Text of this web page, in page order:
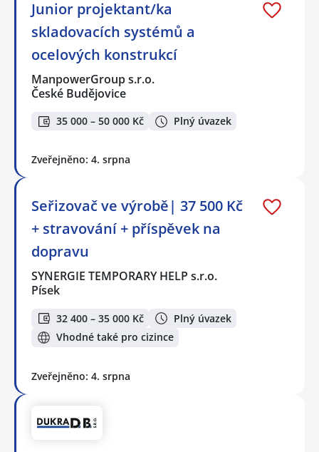
Junior projektant/ka
skladovacích systémů a
ocelových konstrukcí
ManpowerGroup s.r.o.
České Budějovice
35 000 – 50 000 Kč Plný úvazek
Zveřejněno: 4. srpna
Seřizovač ve výrobě| 37 500 Kč
+ stravování + příspěvek na
dopravu
SYNERGIE TEMPORARY HELP s.r.o.
Písek
32 400 – 35 000 Kč
Plný úvazek
Vhodné také pro cizince
Zveřejněno: 4. srpna